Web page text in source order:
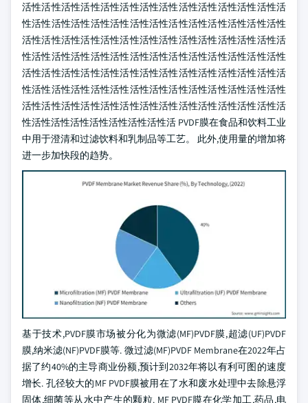
活性活性活性活性活性活性活性活性活性活性活性活性活性活
性活性活性活性活性活性活性活性活性活性活性活性活性活性
活性活性活性活性活性活性活性活性活性活性活性活性活性活
性活性活性活性活性活性活性活性活性活性活性活性活性活性
活性活性活性活性活性活性活性活性活性活性活性活性活性活
性活性活性活性活性活性活性活性活性活性活性活性活性活性
活性活性活性活性活性活性活性活性活性活性活性活性活性活
性活性活性活性活性活性活性活性活 PVDF膜在食品和饮料工业
中用于澄清和过滤饮料和乳制品等工艺。 此外,使用量的增加将
进一步加快段的趋势。
基于技术,PVDF膜市场被分化为微滤(MF)PVDF膜,超滤(UF)PVDF
膜,纳米滤(NF)PVDF膜等. 微过滤(MF)PVDF Membrane在2022年占
据了约40%的主导商业份额,预计到2032年将以有利可图的速度
增长. 孔径较大的MF PVDF膜被用在了水和废水处理中去除悬浮
固体,细菌等从水中产生的颗粒. MF PVDF膜在化学加工,药品,电